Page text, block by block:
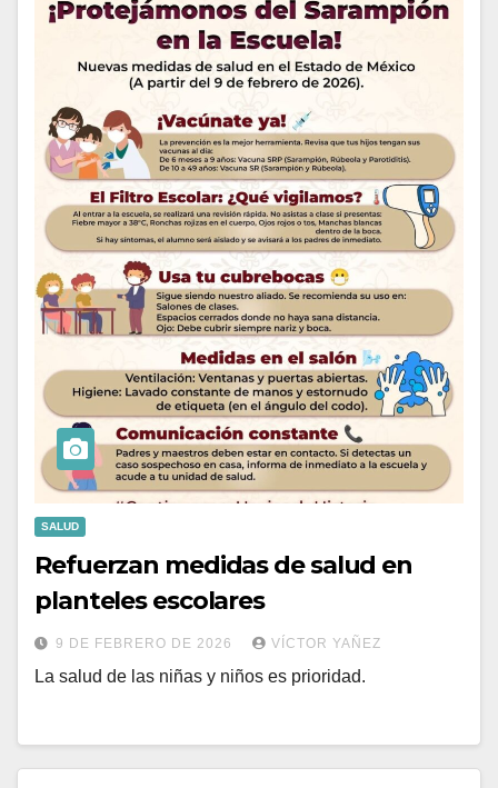
SALUD
Refuerzan medidas de salud en
planteles escolares
9 DE FEBRERO DE 2026 VÍCTOR YAÑEZ
La salud de las niñas y niños es prioridad.